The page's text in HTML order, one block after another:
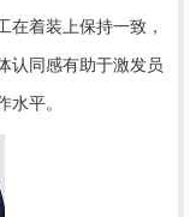
在着装上保持一致，
认同感有助于激发员
平。